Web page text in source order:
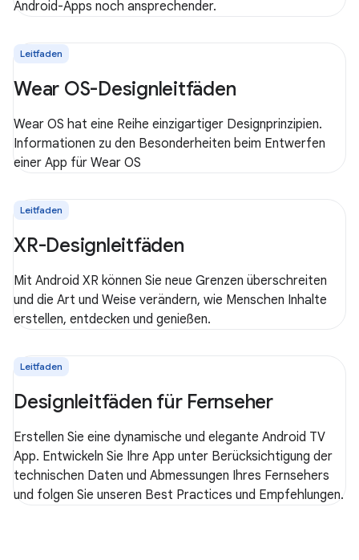
Android-Apps noch ansprechender.
Leitfaden
Wear OS-Designleitfäden
Wear OS hat eine Reihe einzigartiger Designprinzipien.
Informationen zu den Besonderheiten beim Entwerfen
einer App für Wear OS
Leitfaden
XR-Designleitfäden
Mit Android XR können Sie neue Grenzen überschreiten
und die Art und Weise verändern, wie Menschen Inhalte
erstellen, entdecken und genießen.
Leitfaden
Designleitfäden für Fernseher
Erstellen Sie eine dynamische und elegante Android TV
App. Entwickeln Sie Ihre App unter Berücksichtigung der
technischen Daten und Abmessungen Ihres Fernsehers
und folgen Sie unseren Best Practices und Empfehlungen.